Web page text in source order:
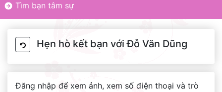
Tìm bạn tâm sự
Hẹn hò kết bạn với Đỗ Văn Dũng
Đăng nhập để xem ảnh, xem số điện thoại và trò